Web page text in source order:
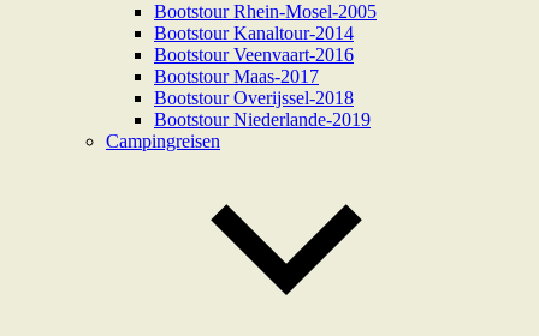
Bootstour Rhein-Mosel-2005
Bootstour Kanaltour-2014
Bootstour Veenvaart-2016
Bootstour Maas-2017
Bootstour Overijssel-2018
Bootstour Niederlande-2019
Campingreisen